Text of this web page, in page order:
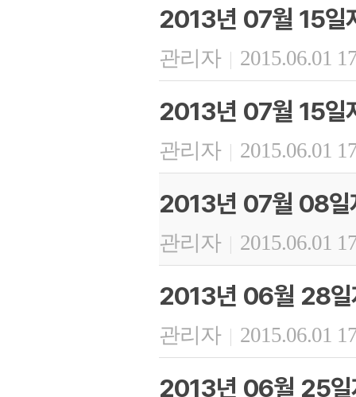
2013년 07월 15일
관리자 | 2015.06.01
2013년 07월 15일
관리자 | 2015.06.01
2013년 07월 08일
관리자 | 2015.06.01
2013년 06월 28일
관리자 | 2015.06.01
2013년 06월 25일